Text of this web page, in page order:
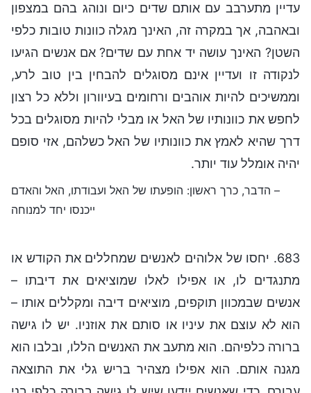
עדיין מתערבב עם אותם שדים כיום ונוהג בהם במצפון
ובאהבה, אך במקרה זה, האינך מגלה כוונות טובות כלפי
השטן? האינך עושה יד אחת עם שדים? אם אנשים הגיעו
לנקודה זו ועדיין אינם מסוגלים להבחין בין טוב לרע,
וממשיכים להיות אוהבים ורחומים בעיוורון וללא כל רצון
לחפש את כוונותיו של האל או מבלי להיות מסוגלים בכל
דרך שהיא לאמץ את כוונותיו של האל כשלהם, אזי סופם
יהיה אומלל עוד יותר.
– הדבר, כרך ראשון: הופעתו של האל ועבודתו, האל והאדם
ייכנסו יחד למנוחה
683. יחסו של אלוהים לאנשים שמחללים את הקודש או
מתנגדים לו, או אפילו לאלו שמוציאים את דיבתו –
אנשים שבמכוון תוקפים, מוציאים דיבה ומקללים אותו –
הוא לא עוצם את עיניו או סותם את אוזניו. יש לו גישה
ברורה כלפיהם. הוא מתעב את האנשים הללו, ובלבו הוא
מגנה אותם. הוא אפילו מצהיר בריש גלי את התוצאה